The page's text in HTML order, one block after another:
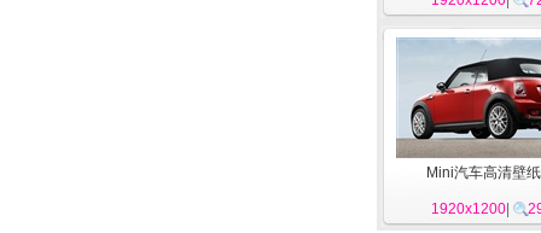
Mini汽车高清壁
1920x1200